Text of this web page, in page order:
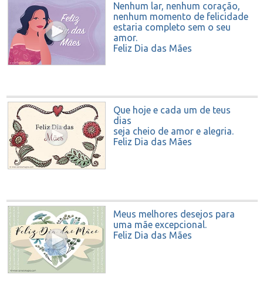
Nenhum lar, nenhum coração,
nenhum momento de felicidade
estaria completo sem o seu
amor.
Feliz Dia das Mães
Que hoje e cada um de teus
dias
seja cheio de amor e alegria.
Feliz Dia das Mães
Meus melhores desejos para
uma mãe excepcional.
Feliz Dia das Mães